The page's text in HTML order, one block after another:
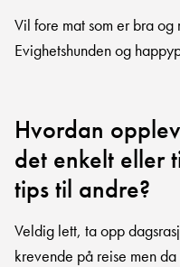
Vil fore mat som er bra og
Evighetshunden og
Hvordan
det enkelt eller
tips til andre?
Veldig lett, ta opp
krevende på reise men